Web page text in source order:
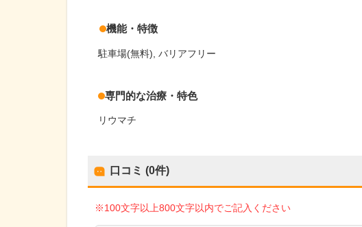
機能・特徴
駐車場(無料) バリアフリー
専門的な治療・特色
リウマチ
口コミ (0件)
※100文字以上800文字以内でご記入ください